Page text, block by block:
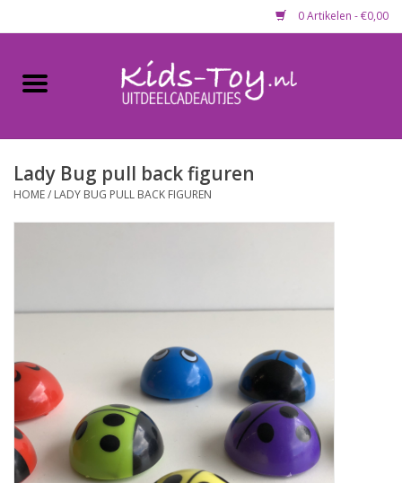
0 Artikelen - €0,00
Home
Gevulde capsules & mixen
Koopjeshoek
Lege capsules
Speelgoedautomaten
Speelgoedpakketten
Lady Bug pull back figuren
HOME/ LADY BUG PULL BACK FIGUREN